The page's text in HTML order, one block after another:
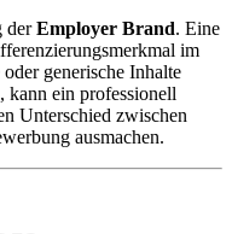
derEmployer Brand. Eine
im
generische Inhalte
kann ein professionell
Unterschied zwischen
ausmachen.